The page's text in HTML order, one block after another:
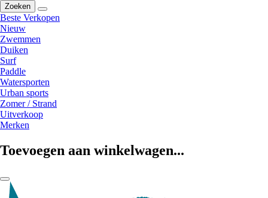
Zoeken
Beste Verkopen
Nieuw
Zwemmen
Duiken
Surf
Paddle
Watersporten
Urban sports
Zomer / Strand
Uitverkoop
Merken
Toevoegen aan winkelwagen...